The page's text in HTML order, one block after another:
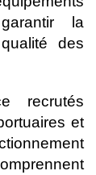
la
des
recrutés
et